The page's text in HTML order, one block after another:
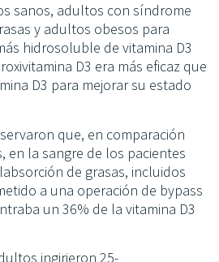
sanos, adultos con síndrome
y adultos obesos para
hidrosoluble de vitamina D3
D3 era más eficaz que
D3 para mejorar su estado
que, en comparación
en la sangre de los pacientes
de grasas, incluidos
a una operación de bypass
un 36% de la vitamina D3
ingirieron 25-